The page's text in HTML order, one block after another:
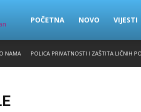
Zena
POČETNA NOVO VIJESTI
O NAMA POLICA PRIVATNOSTI I ZAŠTITA LIČNIH